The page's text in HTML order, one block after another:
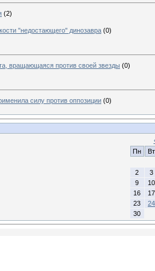
(2)
"недостающего" динозавра (0)
вращающаяся против своей звезды (0)
силу против оппозиции (0)
Пн
Вт
2
3
9
10
16
17
23
24
30